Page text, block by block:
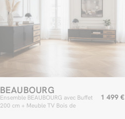
BEAUBOURG
Ensemble BEAUBOURG avec Buffet
200 cm + Meuble TV Bois de
1 499 €